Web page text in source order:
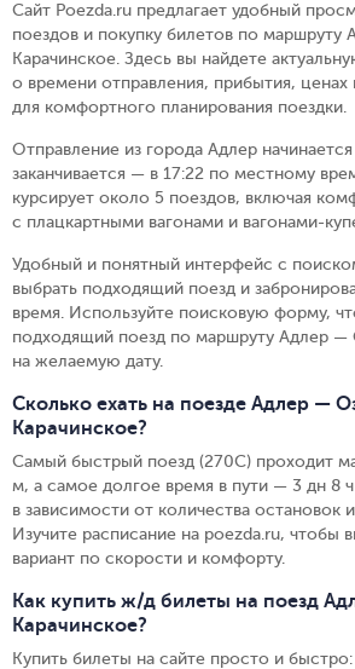
Сайт Poezda.ru предлагает удобный
поездов и покупку билетов по
Карачинское. Здесь вы найдете
о времени отправления, прибытия, ценах
для комфортного планирования поездки.
Отправление из города Адлер начинается
заканчивается — в 17:22 по местному
курсирует около 5 поездов, включая
с плацкартными вагонами и вагонами-
Удобный и понятный интерфейс с
выбрать подходящий поезд и
время. Используйте поисковую форму,
подходящий поезд по маршруту Адлер —
на желаемую дату.
Сколько ехать на поезде Адлер —
Карачинское?
Самый быстрый поезд (270С) проходит
м, а самое долгое время в пути — 3 дн 8
в зависимости от количества остановок
Изучите расписание на poezda.ru, чтобы
вариант по скорости и комфорту.
Как купить ж/д билеты на поезд
Карачинское?
Купить билеты на сайте просто и быстро: